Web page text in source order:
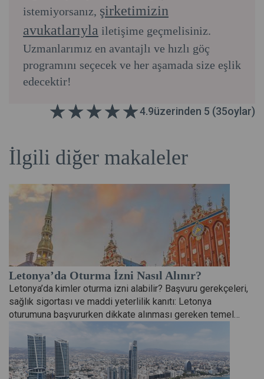
istemiyorsanız, şirketimizin
avukatlarıyla iletişime geçmelisiniz.
Uzmanlarımız en avantajlı ve hızlı göç
programını seçecek ve her aşamada size eşlik
edecektir!
4.9üzerinden 5 (35oylar)
İlgili diğer makaleler
Letonya’da Oturma İzni Nasıl Alınır?
Letonya’da kimler oturma izni alabilir? Başvuru gerekçeleri,
sağlık sigortası ve maddi yeterlilik kanıtı: Letonya
oturumuna başvururken dikkate alınması gereken temel…